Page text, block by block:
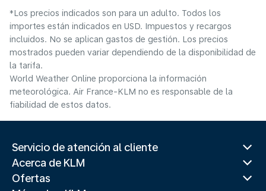
*Los precios indicados son para un adulto. Todos los
importes están indicados en USD. Impuestos y recargos
incluidos. No se aplican gastos de gestión. Los precios
mostrados pueden variar dependiendo de la disponibilidad de
la tarifa.
World Weather Online proporciona la información
meteorológica. Air France-KLM no es responsable de la
fiabilidad de estos datos.
Servicio de atención al cliente
Acerca de KLM
Ofertas